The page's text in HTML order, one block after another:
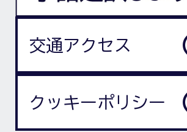
交通アクセス
クッキーポリシー